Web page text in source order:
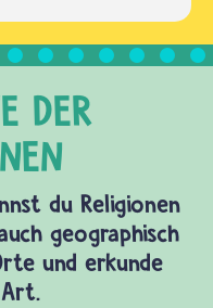
du Religionen
geographisch
und erkunde